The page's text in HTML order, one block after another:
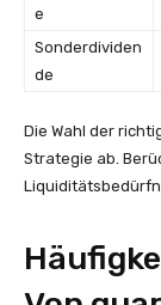
e
Sonderdividen
de
Die Wahl der
Strategie ab.